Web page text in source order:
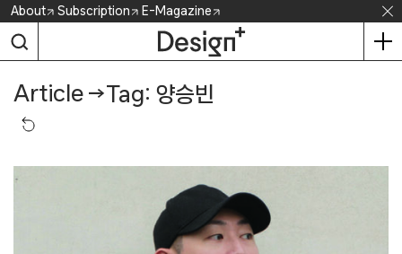
Skip
content
About Subscription E-Magazine
Article →Tag: 양승빈